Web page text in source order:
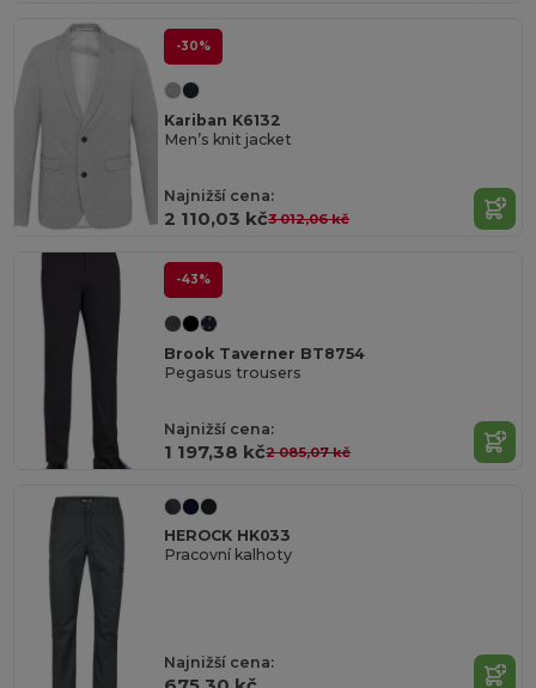
-30%
Kariban K6132
Men’s knit jacket
Najnižší cena:
2 110,03 kč3 012,06 kč
-43%
Brook Taverner BT8754
Pegasus trousers
Najnižší cena:
1 197,38 kč2 085,07 kč
HEROCK HK033
Pracovní kalhoty
Najnižší cena: